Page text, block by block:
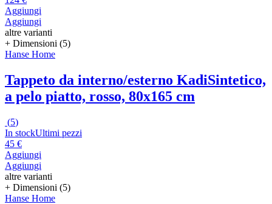
Aggiungi
Aggiungi
altre varianti
+ Dimensioni (5)
Hanse Home
Tappeto da interno/esterno KadiSintetico,
a pelo piatto, rosso, 80x165 cm
(5)
In stockUltimi pezzi
45 €
Aggiungi
Aggiungi
altre varianti
+ Dimensioni (5)
Hanse Home